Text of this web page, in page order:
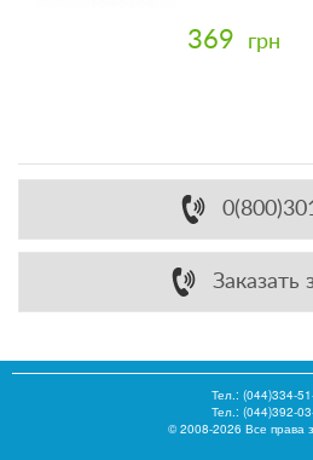
369 грн
Заказать
Тел.: (044)334-
Тел.: (044)392-
© 2008-2026 Все права